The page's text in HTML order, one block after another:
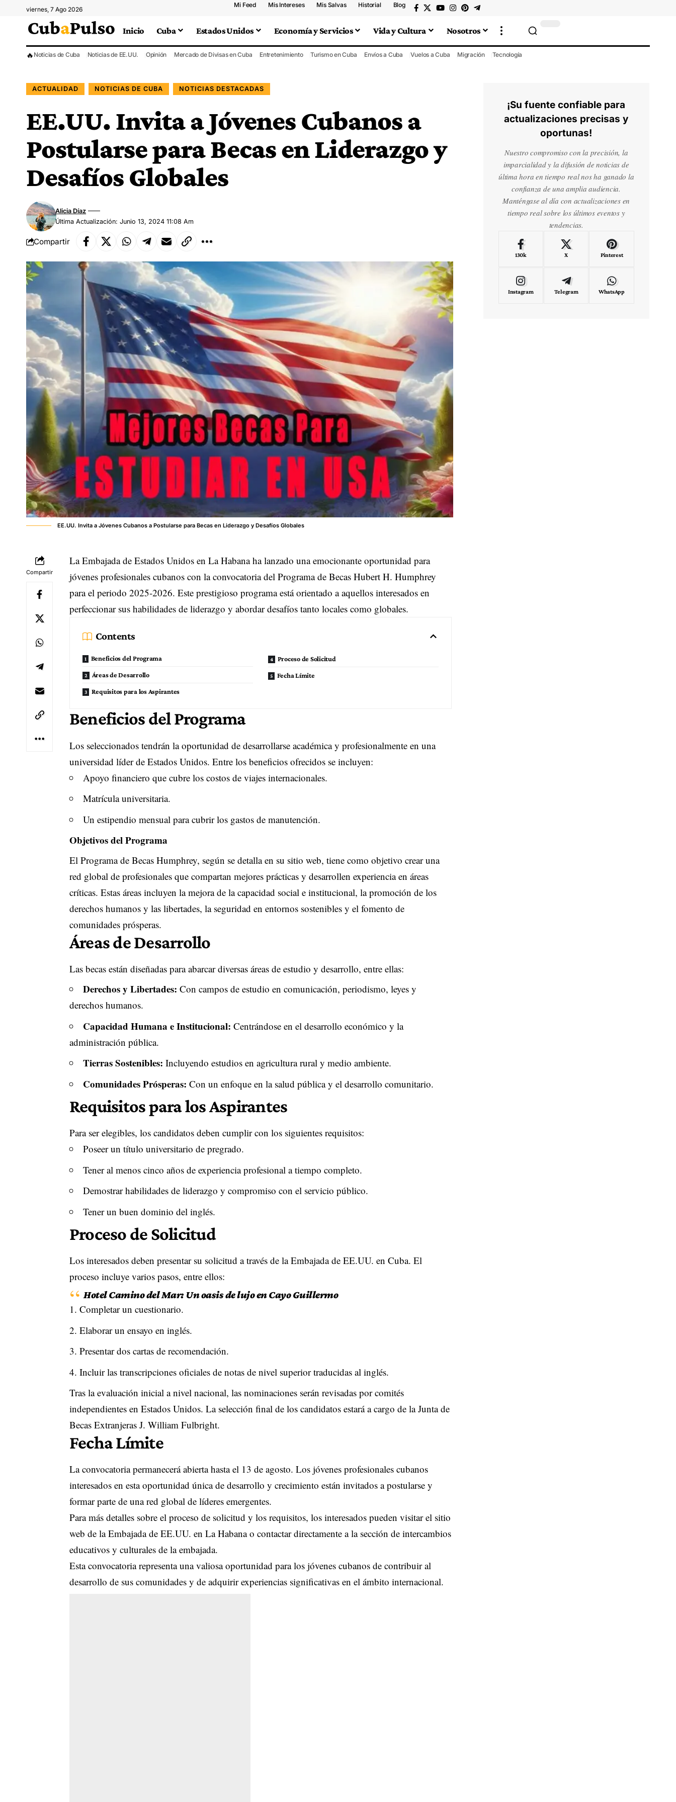
viernes, 7 Ago 2026
Mi Feed Mis Intereses Mis Salvas Historial Blog
Inicio Cuba Estados Unidos Economía y Servicios Vida y Cultura Nosotros
🔥 Noticias de Cuba Noticias de EE.UU. Opinión Mercado de Divisas en Cuba Entretenimiento Turismo en Cuba Envíos a Cuba Vuelos a Cuba Migración Tecnología
ACTUALIDAD NOTICIAS DE CUBA NOTICIAS DESTACADAS
EE.UU. Invita a Jóvenes Cubanos a
Postularse para Becas en Liderazgo y
Desafíos Globales
Última Actualización: Junio 13, 2024 11:08 Am
Alicia Díaz
Compartir
EE.UU. Invita a Jóvenes Cubanos a Postularse para Becas en Liderazgo y Desafíos Globales
Compartir
La Embajada de Estados Unidos en La Habana ha lanzado una emocionante oportunidad para
jóvenes profesionales cubanos con la convocatoria del Programa de Becas Hubert H. Humphrey
para el periodo 2025-2026. Este prestigioso programa está orientado a aquellos interesados en
perfeccionar sus habilidades de liderazgo y abordar desafíos tanto locales como globales.
Contents
Beneficios del Programa
Áreas de Desarrollo
Requisitos para los Aspirantes
Proceso de Solicitud
Fecha Límite
Beneficios del Programa
Los seleccionados tendrán la oportunidad de desarrollarse académica y profesionalmente en una
universidad líder de Estados Unidos. Entre los beneficios ofrecidos se incluyen:
Apoyo financiero que cubre los costos de viajes internacionales.
Matrícula universitaria.
Un estipendio mensual para cubrir los gastos de manutención.
Objetivos del Programa
El Programa de Becas Humphrey, según se detalla en su sitio web, tiene como objetivo crear una
red global de profesionales que compartan mejores prácticas y desarrollen experiencia en áreas
críticas. Estas áreas incluyen la mejora de la capacidad social e institucional, la promoción de los
derechos humanos y las libertades, la seguridad en entornos sostenibles y el fomento de
comunidades prósperas.
Áreas de Desarrollo
Las becas están diseñadas para abarcar diversas áreas de estudio y desarrollo, entre ellas:
Derechos y Libertades: Con campos de estudio en comunicación, periodismo, leyes y
derechos humanos.
Capacidad Humana e Institucional: Centrándose en el desarrollo económico y la
administración pública.
Tierras Sostenibles: Incluyendo estudios en agricultura rural y medio ambiente.
Comunidades Prósperas: Con un enfoque en la salud pública y el desarrollo comunitario.
Requisitos para los Aspirantes
Para ser elegibles, los candidatos deben cumplir con los siguientes requisitos:
Poseer un título universitario de pregrado.
Tener al menos cinco años de experiencia profesional a tiempo completo.
Demostrar habilidades de liderazgo y compromiso con el servicio público.
Tener un buen dominio del inglés.
Proceso de Solicitud
Los interesados deben presentar su solicitud a través de la Embajada de EE.UU. en Cuba. El
proceso incluye varios pasos, entre ellos:
Hotel Camino del Mar: Un oasis de lujo en Cayo Guillermo
Completar un cuestionario.
Elaborar un ensayo en inglés.
Presentar dos cartas de recomendación.
Incluir las transcripciones oficiales de notas de nivel superior traducidas al inglés.
Tras la evaluación inicial a nivel nacional, las nominaciones serán revisadas por comités
independientes en Estados Unidos. La selección final de los candidatos estará a cargo de la Junta de
Becas Extranjeras J. William Fulbright.
Fecha Límite
La convocatoria permanecerá abierta hasta el 13 de agosto. Los jóvenes profesionales cubanos
interesados en esta oportunidad única de desarrollo y crecimiento están invitados a postularse y
formar parte de una red global de líderes emergentes.
Para más detalles sobre el proceso de solicitud y los requisitos, los interesados pueden visitar el sitio
web de la Embajada de EE.UU. en La Habana o contactar directamente a la sección de intercambios
educativos y culturales de la embajada.
Esta convocatoria representa una valiosa oportunidad para los jóvenes cubanos de contribuir al
desarrollo de sus comunidades y de adquirir experiencias significativas en el ámbito internacional.
¡Su fuente confiable para
actualizaciones precisas y
oportunas!
Nuestro compromiso con la precisión, la
imparcialidad y la difusión de noticias de
última hora en tiempo real nos ha ganado la
confianza de una amplia audiencia.
Manténgase al día con actualizaciones en
tiempo real sobre los últimos eventos y
tendencias.
130k X Pinterest
Instagram Telegram WhatsApp